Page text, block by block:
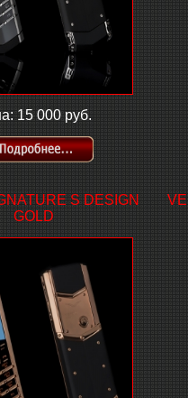
15 000 руб.
S DESIGN
GOLD